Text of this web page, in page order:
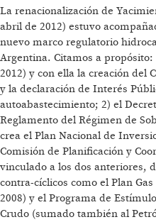
La renacionalización de
abril de 2012) estuvo
nuevo marco regulatorio
Argentina. Citamos a
2012) y con ella la creación del
y la declaración de Interés
autoabastecimiento; 2) el
Reglamento del Régimen de
crea el Plan Nacional de
Comisión de Planificación y
vinculado a los dos anteriores,
contra-cíclicos como el Plan
2008) y el Programa de
Crudo (sumado también al